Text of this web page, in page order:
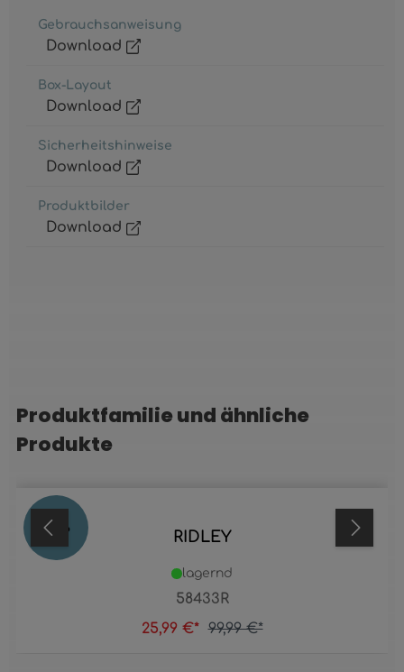
Gebrauchsanweisung
Download
Box-Layout
Download
Sicherheitshinweise
Download
Produktbilder
Download
Produktgalerie überspringen
Produktfamilie und ähnliche
Produkte
74 % RIDLEY
58433R
lagernd
25,99 €* 99,99 €*